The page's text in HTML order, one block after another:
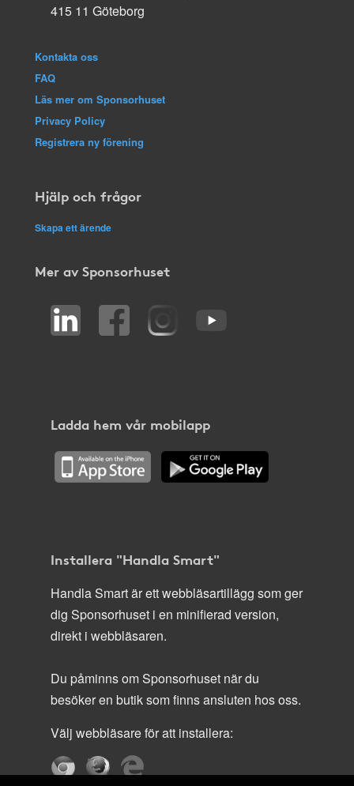
415 11 Göteborg
Kontakta oss
FAQ
Läs mer om Sponsorhuset
Privacy Policy
Registrera ny förening
Hjälp och frågor
Skapa ett ärende
Mer av Sponsorhuset
Ladda hem vår mobilapp
Installera "Handla Smart"
Handla Smart är ett webbläsartillägg som ger
dig Sponsorhuset i en minifierad version,
direkt i webbläsaren.
Du påminns om Sponsorhuset när du
besöker en butik som finns ansluten hos oss.
Välj webbläsare för att installera: